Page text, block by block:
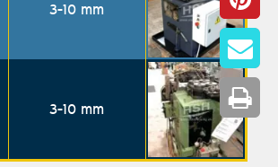
3-10 mm
3-10 mm